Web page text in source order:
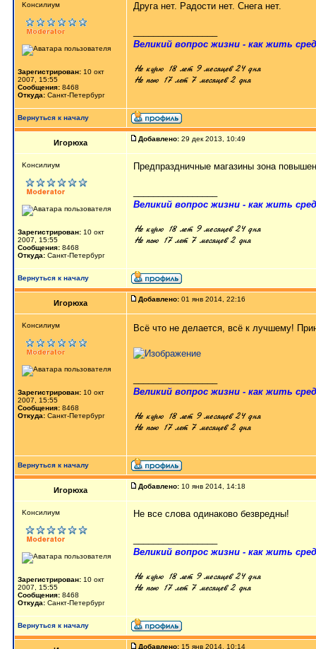
Kонсилиум
Зарегистрирован: 10 окт
2007, 15:55
Сообщения: 8468
Откуда: Санкт-Петербург
Друга нет. Радости нет. Снега нет.
Великий вопрос жизни - как жить
Вернуться к началу
Игорюха Добавлено: 29 дек 2013, 10:49
Kонсилиум
Зарегистрирован: 10 окт
2007, 15:55
Сообщения: 8468
Откуда: Санкт-Петербург
Предпраздничные магазины зона
Великий вопрос жизни - как жить
Вернуться к началу
Игорюха Добавлено: 01 янв 2014, 22:16
Kонсилиум
Зарегистрирован: 10 окт
2007, 15:55
Сообщения: 8468
Откуда: Санкт-Петербург
Всё что не делается, всё к лучшему!
Великий вопрос жизни - как жить
Вернуться к началу
Игорюха Добавлено: 10 янв 2014, 14:18
Kонсилиум
Зарегистрирован: 10 окт
2007, 15:55
Сообщения: 8468
Откуда: Санкт-Петербург
Не все слова одинаково безвредны!
Великий вопрос жизни - как жить
Вернуться к началу
Добавлено: 15 янв 2014, 10:14